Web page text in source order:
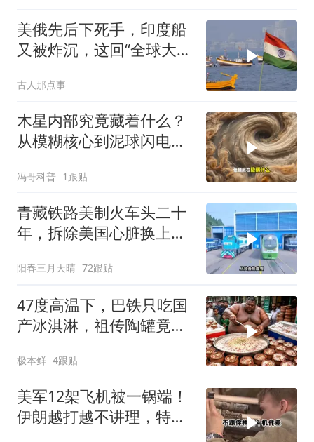
美俄先后下死手，印度船
又被炸沉，这回“全球大
古人那点事
木星内部究竟藏着什么？
从模糊核心到泥球闪电，
冯哥科普 1跟贴
青藏铁路美制火车头二十
年，拆除美国心脏换上绿
阳春三月天晴 72跟贴
47度高温下，巴铁只吃国
产冰淇淋，祖传陶罐竟还
极本鲜 4跟贴
美军12架飞机被一锅端！
伊朗越打越不讲理，特朗